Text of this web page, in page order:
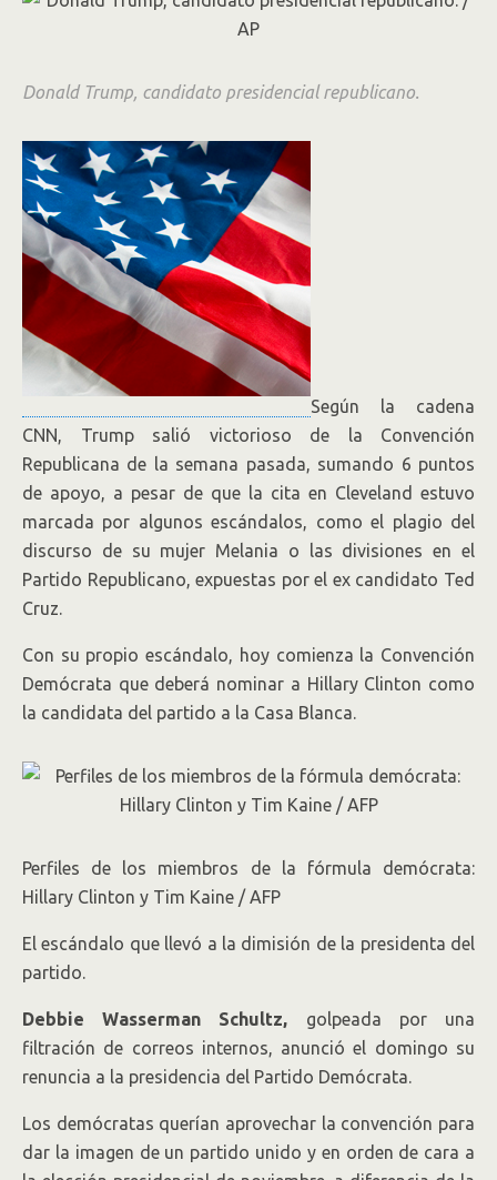
Donald Trump, candidato presidencial republicano.
Según la cadena
CNN, Trump salió victorioso de la Convención
Republicana de la semana pasada, sumando 6 puntos
de apoyo, a pesar de que la cita en Cleveland estuvo
marcada por algunos escándalos, como el plagio del
discurso de su mujer Melania o las divisiones en el
Partido Republicano, expuestas por el ex candidato Ted
Cruz.
Con su propio escándalo, hoy comienza la Convención
Demócrata que deberá nominar a Hillary Clinton como
la candidata del partido a la Casa Blanca.
Perfiles de los miembros de la fórmula demócrata:
Hillary Clinton y Tim Kaine / AFP
El escándalo que llevó a la dimisión de la presidenta del
partido.
Debbie Wasserman Schultz, golpeada por una
filtración de correos internos, anunció el domingo su
renuncia a la presidencia del Partido Demócrata.
Los demócratas querían aprovechar la convención para
dar la imagen de un partido unido y en orden de cara a